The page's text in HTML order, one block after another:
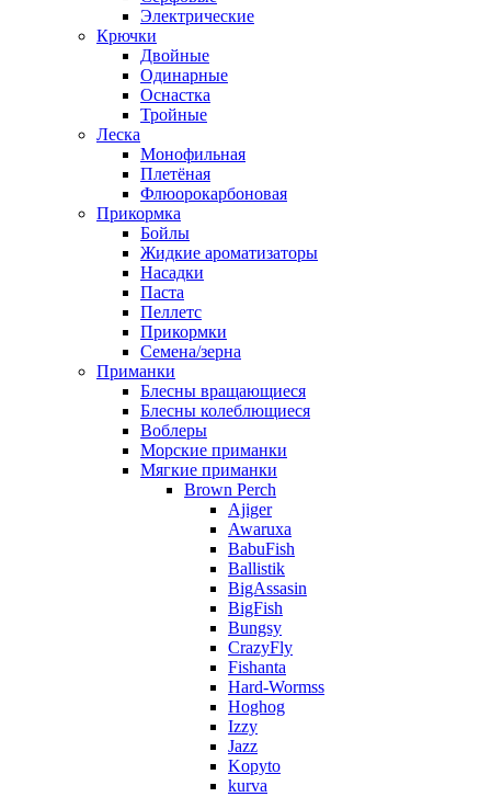
Электрические
Крючки
Двойные
Одинарные
Оснастка
Тройные
Леска
Монофильная
Плетёная
Флюорокарбоновая
Прикормка
Бойлы
Жидкие ароматизаторы
Насадки
Паста
Пеллетс
Прикормки
Семена/зерна
Приманки
Блесны вращающиеся
Блесны колеблющиеся
Воблеры
Морские приманки
Мягкие приманки
Brown Perch
Ajiger
Awaruxa
BabuFish
Ballistik
BigAssasin
BigFish
Bungsy
CrazyFly
Fishanta
Hard-Wormss
Hoghog
Izzy
Jazz
Kopyto
kurva